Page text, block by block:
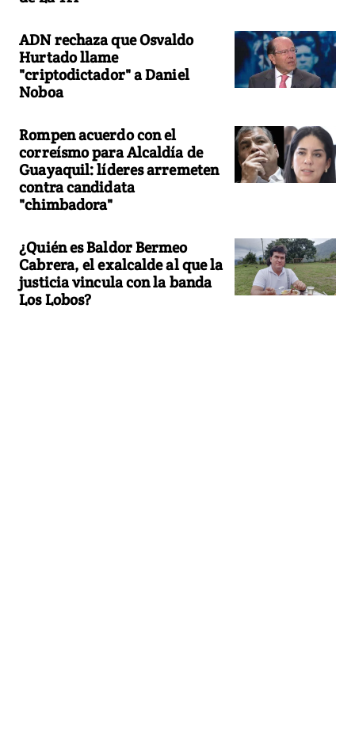
ADN rechaza que Osvaldo
Hurtado llame
"criptodictador" a Daniel
Noboa
Rompen acuerdo con el
correísmo para Alcaldía de
Guayaquil: líderes arremeten
contra candidata
"chimbadora"
¿Quién es Baldor Bermeo
Cabrera, el exalcalde al que la
justicia vincula con la banda
Los Lobos?